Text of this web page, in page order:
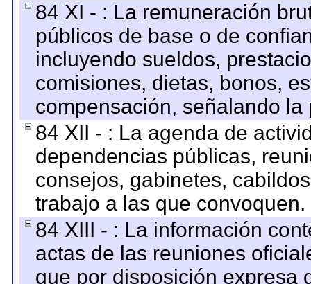
84 XI - : La remuneración
públicos de base o de
incluyendo sueldos,
comisiones, dietas, bonos,
compensación, señalando
84 XII - : La agenda de
dependencias públicas,
consejos, gabinetes,
trabajo a las que convoquen.
84 XIII - : La información
actas de las reuniones
que por disposición expresa